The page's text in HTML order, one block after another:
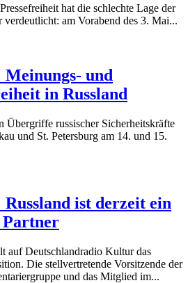
hat die schlechte Lage der
am Vorabend des 3. Mai...
und
in Russland
Übergriffe russischer Sicherheitskräfte
und St. Petersburg am 14. und 15.
ist derzeit ein
Partner
auf Deutschlandradio Kultur das
Die stellvertretende Vorsitzende der
und das Mitglied im...